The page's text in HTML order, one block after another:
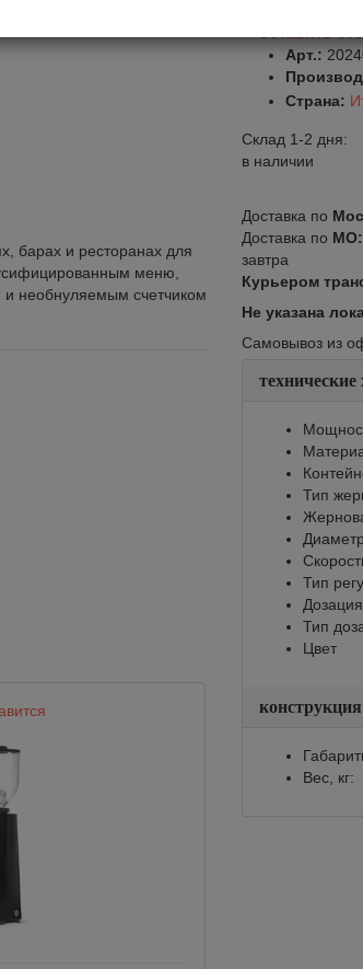
барах и ресторанах для
меню,
и необнуляемым счетчиком
Сравнить
Арт.:
Страна:
Склад 1-2 дня:
в наличии
Доставка по
Доставка по МО:
завтра
Курьером
Не указана
Самовывоз из
Тип
Тип
Тип
Цвет
конструкция
Вес, кг: